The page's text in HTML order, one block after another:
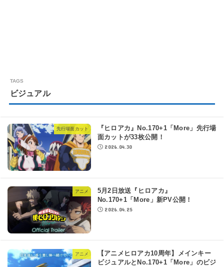
ビジュアル
先行場面カット
『ヒロアカ』No.170+1「More」先行場
面カットが33枚公開！
2026.04.30
アニメ
5月2日放送『ヒロアカ』
No.170+1「More」新PV公開！
2026.04.25
アニメ
【アニメヒロアカ10周年】メインキー
ビジュアルとNo.170+1「More」のビジ